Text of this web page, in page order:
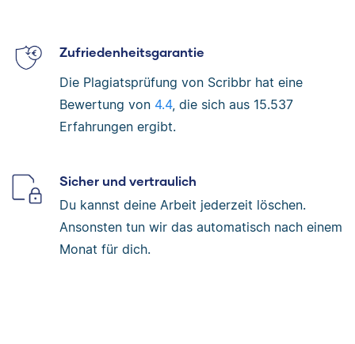
Zufriedenheitsgarantie
Die Plagiatsprüfung von Scribbr hat eine
Bewertung von 4.4, die sich aus 15.537
Erfahrungen ergibt.
Sicher und vertraulich
Du kannst deine Arbeit jederzeit löschen.
Ansonsten tun wir das automatisch nach einem
Monat für dich.